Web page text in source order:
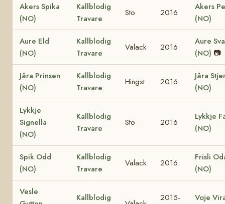
Akers Spika
(NO)
Kallblodig
Travare
Sto 2016
Akers
(NO)
Aure Eld
(NO)
Kallblodig
Travare
Valack 2016
Aure
(NO) 📷
Jåra Prinsen
(NO)
Kallblodig
Travare
Hingst 2016
Jåra
(NO)
Lykkje
Signella
(NO)
Kallblodig
Travare
Sto 2016
Lykkje
(NO)
Spik Odd
(NO)
Kallblodig
Travare
Valack 2016
Frisli
(NO)
Vesle
Kallblodig
2015-
Voje